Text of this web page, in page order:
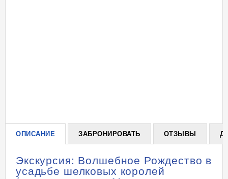
ОПИСАНИЕ ЗАБРОНИРОВАТЬ ОТЗЫВЫ
Экскурсия: Волшебное Рождество в
усадьбе шелковых королей